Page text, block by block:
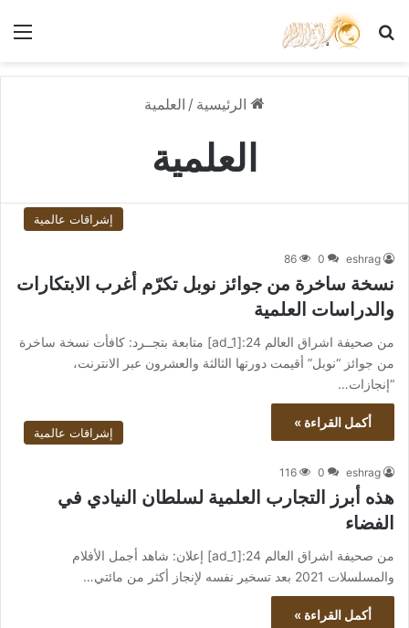
بحث عن
الرئيسية / العلمية
العلمية
إشراقات عالمية
eshrag
0
86
نسخة ساخرة من جوائز نوبل تكرّم أغرب الابتكارات
والدراسات العلمية
من صحيفة اشراق العالم 24:[ad_1] متابعة بتجــرد: كافأت نسخة ساخرة
من جوائز “نوبل” أقيمت دورتها الثالثة والعشرون عبر الانترنت،
“إنجازات…
أكمل القراءة »
إشراقات عالمية
eshrag
0
116
هذه أبرز التجارب العلمية لسلطان النيادي في
الفضاء
من صحيفة اشراق العالم 24:[ad_1] إعلان: شاهد أجمل الأفلام
والمسلسلات 2021 بعد تسخير نفسه لإنجاز أكثر من مائتي…
أكمل القراءة »